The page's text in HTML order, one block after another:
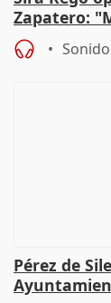
Zapatero:
proceso
Pérez de